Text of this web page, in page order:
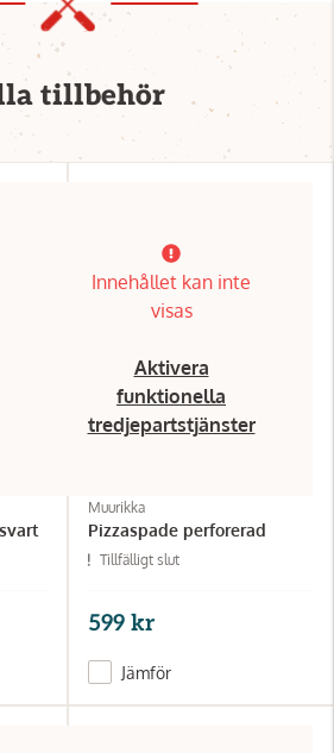
tillbehör
Innehållet kan inte
visas
Aktivera
funktionella
tredjepartstjänster
Muurikka
Pizzaspade perforerad
Tillfälligt slut
599 kr
Jämför